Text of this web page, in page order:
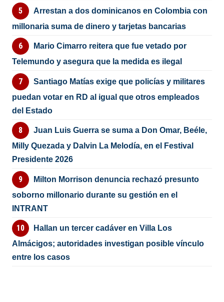
Arrestan a dos dominicanos en Colombia con
millonaria suma de dinero y tarjetas bancarias
Mario Cimarro reitera que fue vetado por
Telemundo y asegura que la medida es ilegal
Santiago Matías exige que policías y militares
puedan votar en RD al igual que otros empleados
del Estado
Juan Luis Guerra se suma a Don Omar, Beéle,
Milly Quezada y Dalvin La Melodía, en el Festival
Presidente 2026
Milton Morrison denuncia rechazó presunto
soborno millonario durante su gestión en el
INTRANT
Hallan un tercer cadáver en Villa Los
Almácigos; autoridades investigan posible vínculo
entre los casos